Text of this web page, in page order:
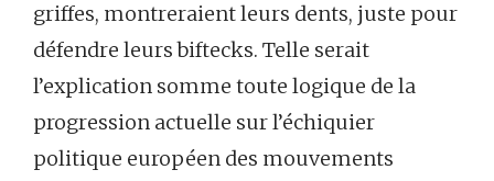
griffes, montreraient leurs dents, juste pour
défendre leurs biftecks. Telle serait
l’explication somme toute logique de la
progression actuelle sur l’échiquier
politique européen des mouvements